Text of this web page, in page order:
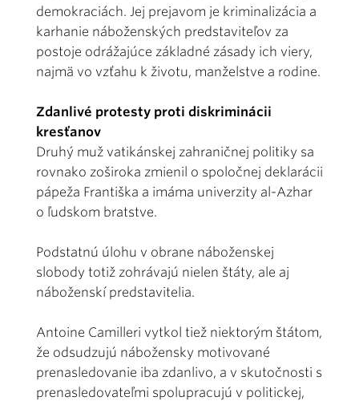
demokraciách. Jej prejavom je kriminalizácia a
karhanie náboženských predstaviteľov za
postoje odrážajúce základné zásady ich viery,
najmä vo vzťahu k životu, manželstve a rodine.
Zdanlivé protesty proti diskriminácii
kresťanov
Druhý muž vatikánskej zahraničnej politiky sa
rovnako zoširoka zmienil o spoločnej deklarácii
pápeža Františka a imáma univerzity al-Azhar
o ľudskom bratstve.
Podstatnú úlohu v obrane náboženskej
slobody totiž zohrávajú nielen štáty, ale aj
náboženskí predstavitelia.
Antoine Camilleri vytkol tiež niektorým štátom,
že odsudzujú nábožensky motivované
prenasledovanie iba zdanlivo, a v skutočnosti s
prenasledovateľmi spolupracujú v politickej,